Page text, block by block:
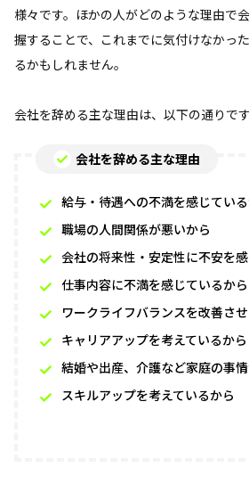
様々です。ほかの人がどのような理由で
握することで、これまでに気付けなかっ
るかもしれません。
会社を辞める主な理由は、以下の通りです
会社を辞める主な理由
給与・待遇への不満を感じてい
職場の人間関係が悪いから
会社の将来性・安定性に不安を
仕事内容に不満を感じているから
ワークライフバランスを改善さ
キャリアアップを考えているから
結婚や出産、介護など家庭の事
スキルアップを考えているから